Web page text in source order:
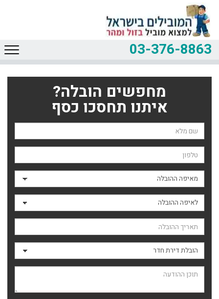
03-376-8863
מחפשים הובלה?
איתנו תחסכו כסף
שם השולח
טלפון
מאיפה ההובלה
לאיפה ההובלה
תאריך ההובלה
סוג ההובלה
תוכן ההודעה